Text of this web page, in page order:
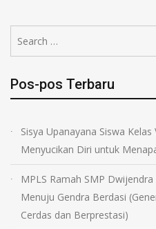
Pos-pos Terbaru
Sisya Upanayana Siswa
Menyucikan Diri untuk
MPLS Ramah SMP
Menuju Gendra Berdasi
Cerdas dan Berprestasi)